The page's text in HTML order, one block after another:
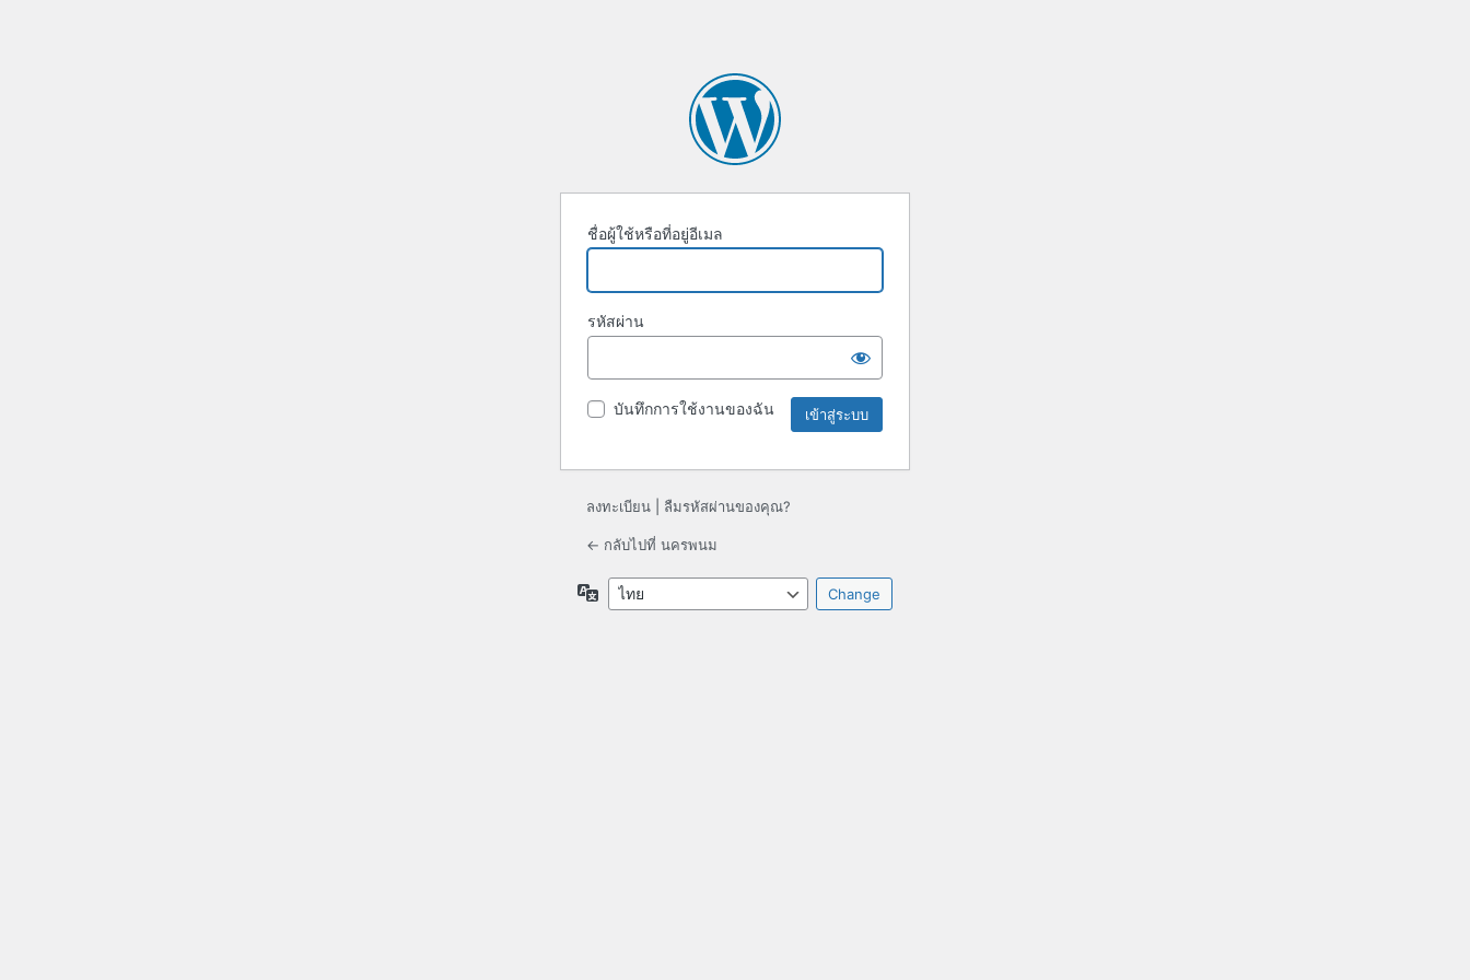
ชื่อผู้ใช้หรือที่อยู่อีเมล
รหัสผ่าน
บันทึกการใช้งานของฉัน
ลงทะเบียน ลืมรหัสผ่านของคุณ?
← กลับไปที่ นครพนม
ภาษา